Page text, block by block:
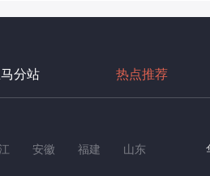
分站 热点推荐
安徽 福建 山东